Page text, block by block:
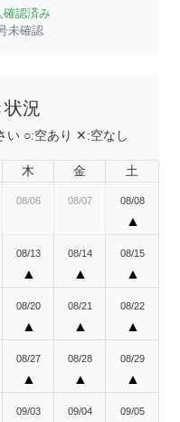
確認済み
未確認
状況
い ○:空あり ✕:空なし
木 金 土
08/06 08/07 08/08
▲
08/13
▲
08/14
▲
08/15
▲
08/20
▲
08/21
▲
08/22
▲
08/27
▲
08/28
▲
08/29
▲
09/03 09/04 09/05